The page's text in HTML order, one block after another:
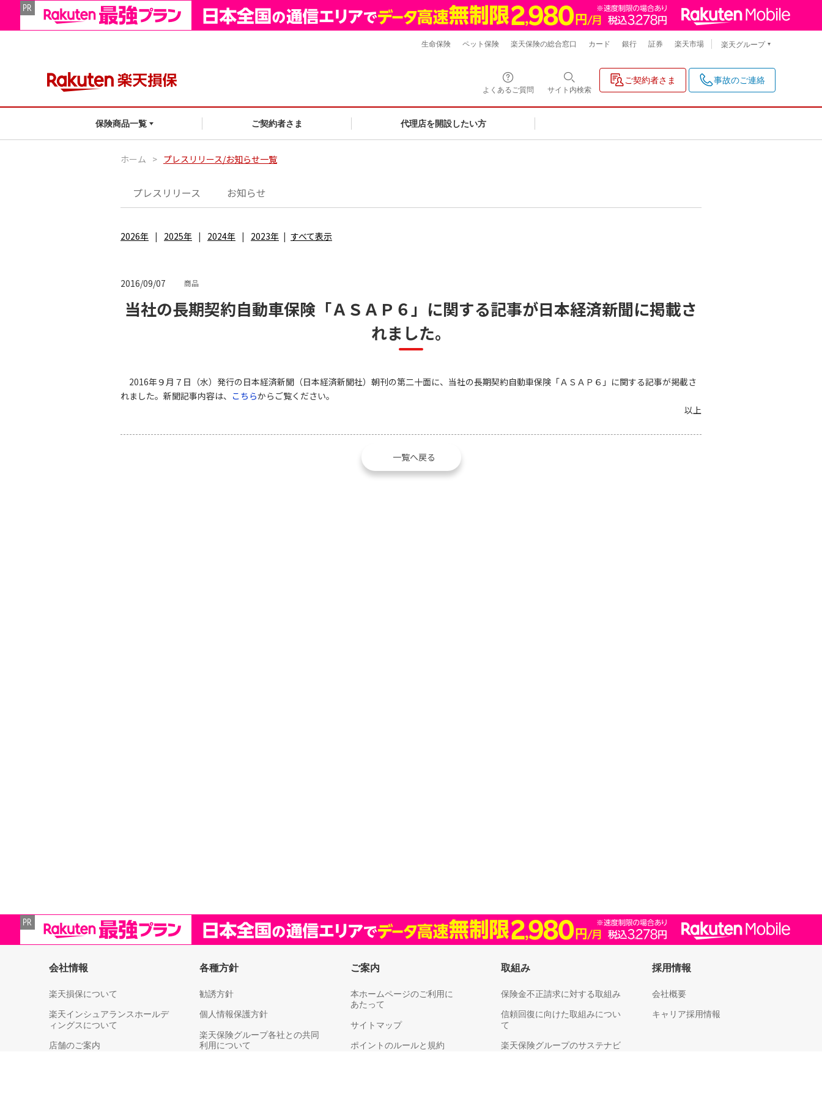
よくあるご質問 サイト内検索
ご契約者さま 事故のご連絡
保険商品一覧 ご契約者さま 代理店を開設したい方
生命保険 ペット保険 楽天保険の総合窓口 カード 銀行 証券 楽天市場 楽天グループ
ホーム > プレスリリース/お知らせ一覧
プレスリリース お知らせ
2026年 2025年 2024年 2023年 すべて表示
2016/09/07 商品
当社の長期契約自動車保険「ＡＳＡＰ６」に関する記事が日本経済新聞に掲載さ
れました。
2016年９月７日（水）発行の日本経済新聞（日本経済新聞社）朝刊の第二十面に、当社の長期契約自動車保険「ＡＳＡＰ６」に関する記事が掲載さ
れました。新聞記事内容は、 こちらからご覧ください。
以上
一覧へ戻る
会社情報
楽天損保について
楽天インシュアランスホールデ
ィングスについて
店舗のご案内
各種方針
勧誘方針
個人情報保護方針
楽天保険グループ各社との共同
利用について
ご案内
本ホームページのご利用に
あたって
サイトマップ
ポイントのルールと規約
取組み
保険金不正請求に対する取組み
信頼回復に向けた取組みについ
て
楽天保険グループのサステナビ
採用情報
会社概要
キャリア採用情報